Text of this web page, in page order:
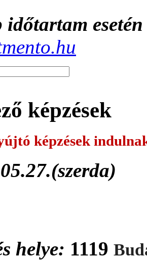
időtartam
képzések
képzések
helye: 1119